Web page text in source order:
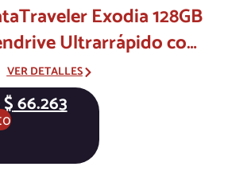
Exodia 128GB
Ultrarrápido con
Protectora
VER DETALLES
$66.263